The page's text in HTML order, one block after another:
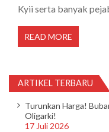
Kyii serta banyak
READ MORE
ARTIKEL TERBARU
Turunkan Harga!
Oligarki!
17 Juli 2026